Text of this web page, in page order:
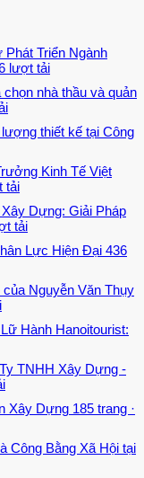
Triển Ngành
lượt tải
nhà thầu và quản
thiết kế tại Công
Kinh Tế Việt
tải
Dựng: Giải Pháp
tải
Lực Hiện Đại 436
Nguyễn Văn Thụy
Hành Hanoitourist:
TNHH Xây Dựng -
Xây Dựng 185 trang ·
Công Bằng Xã Hội tại